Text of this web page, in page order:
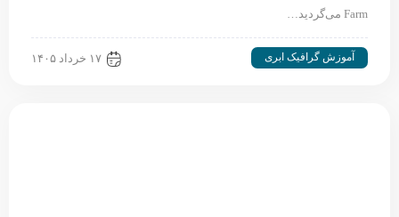
Farm می‌گردید…
آموزش گرافیک ابری ۱۷ خرداد ۱۴۰۵